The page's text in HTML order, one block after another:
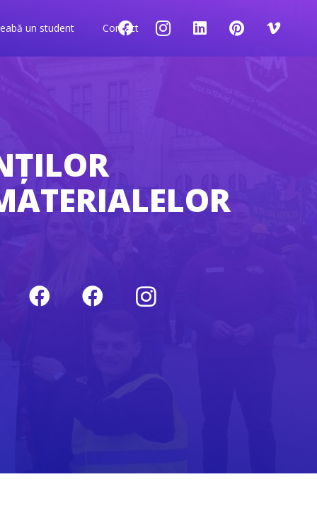
un student Contact